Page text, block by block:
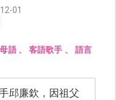
01
母語、 客語歌手 、 語言
邱廉欽，因祖父